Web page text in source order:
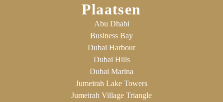
Plaatsen
Abu Dhabi
Business Bay
Dubai Harbour
Dubai Hills
Dubai Marina
Jumeirah Lake Towers
Jumeirah Village Triangle